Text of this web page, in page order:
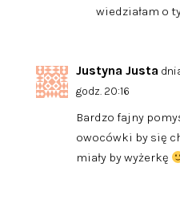
wiedziałam o
Justyna Justa
godz. 20:16
Bardzo fajny
owocówki by się
miały by wyżerkę